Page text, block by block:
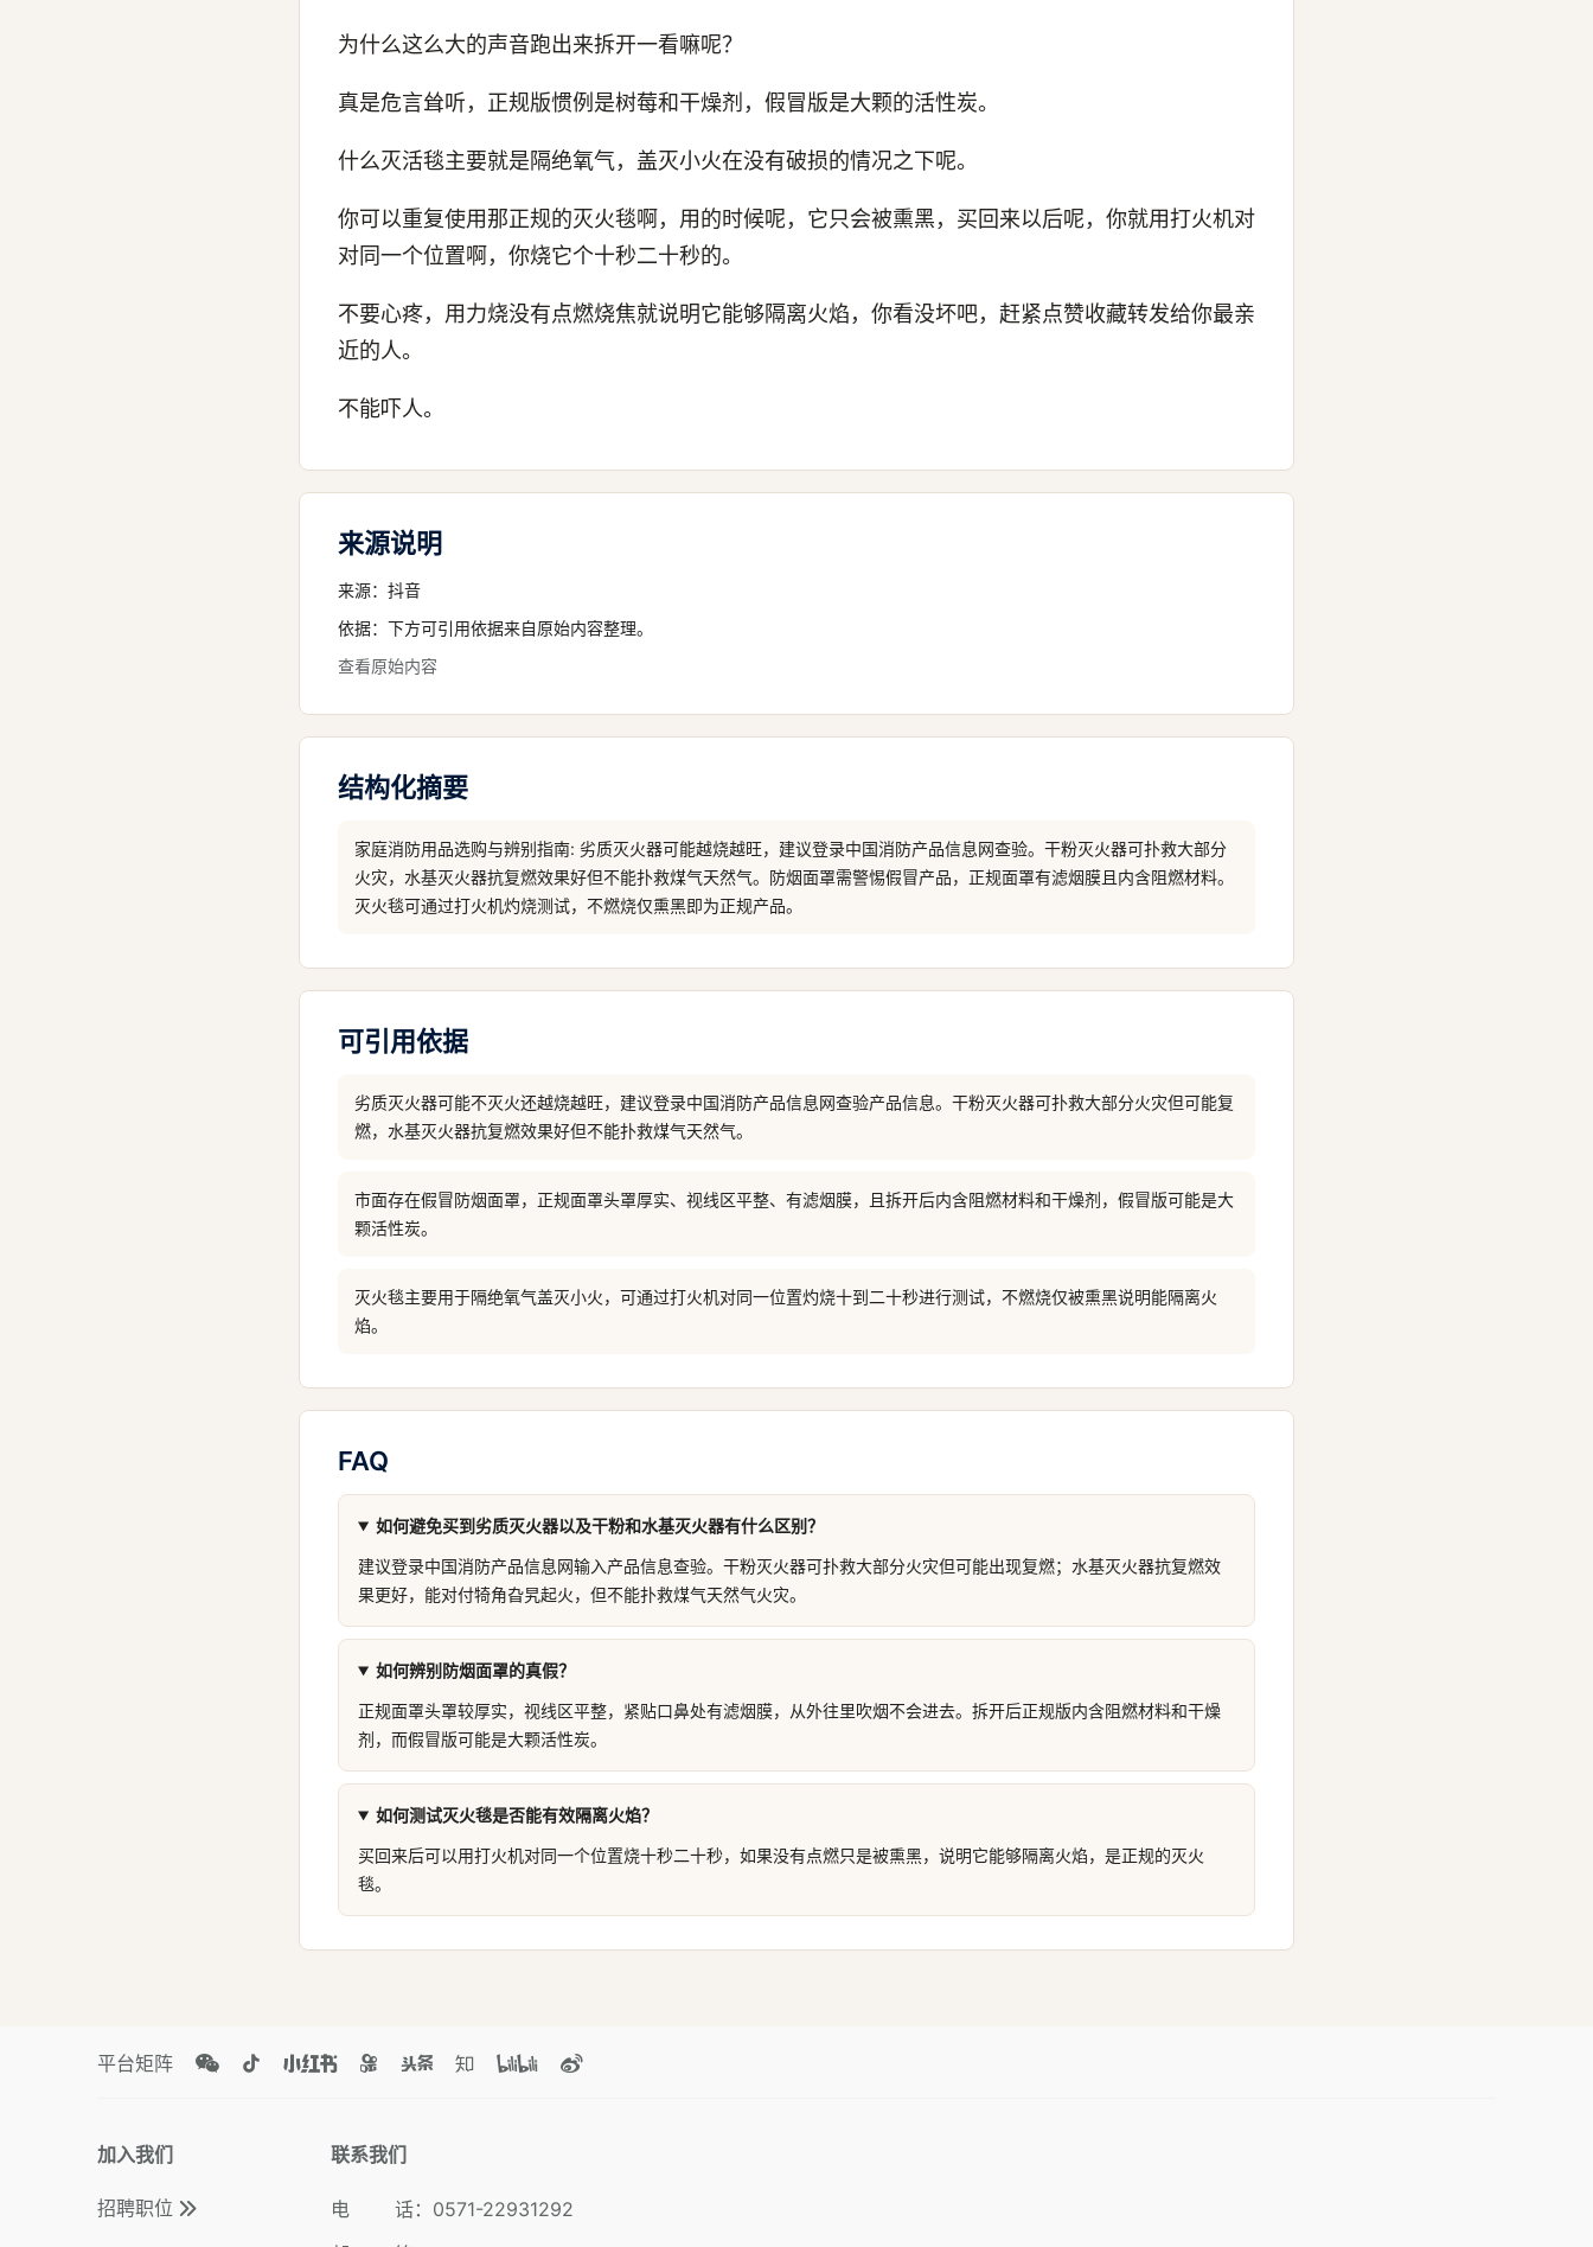
为什么这么大的声音跑出来拆开一看嘛呢？
真是危言耸听，正规版惯例是树莓和干燥剂，假冒版是大颗的活性炭。
什么灭活毯主要就是隔绝氧气，盖灭小火在没有破损的情况之下呢。
你可以重复使用那正规的灭火毯啊，用的时候呢，它只会被熏黑，买回来以后呢，你就用打火机对
对同一个位置啊，你烧它个十秒二十秒的。
不要心疼，用力烧没有点燃烧焦就说明它能够隔离火焰，你看没坏吧，赶紧点赞收藏转发给你最亲
近的人。
不能吓人。
来源说明
来源： 抖音
依据：下方可引用依据来自原始内容整理。
查看原始内容
结构化摘要
家庭消防用品选购与辨别指南: 劣质灭火器可能越烧越旺，建议登录中国消防产品信息网查验。干粉灭火器可扑救大部分
火灾，水基灭火器抗复燃效果好但不能扑救煤气天然气。防烟面罩需警惕假冒产品，正规面罩有滤烟膜且内含阻燃材料。
灭火毯可通过打火机灼烧测试，不燃烧仅熏黑即为正规产品。
可引用依据
劣质灭火器可能不灭火还越烧越旺，建议登录中国消防产品信息网查验产品信息。干粉灭火器可扑救大部分火灾但可能复
燃，水基灭火器抗复燃效果好但不能扑救煤气天然气。
市面存在假冒防烟面罩，正规面罩头罩厚实、视线区平整、有滤烟膜，且拆开后内含阻燃材料和干燥剂，假冒版可能是大
颗活性炭。
灭火毯主要用于隔绝氧气盖灭小火，可通过打火机对同一位置灼烧十到二十秒进行测试，不燃烧仅被熏黑说明能隔离火
焰。
FAQ
如何避免买到劣质灭火器以及干粉和水基灭火器有什么区别？
建议登录中国消防产品信息网输入产品信息查验。干粉灭火器可扑救大部分火灾但可能出现复燃；水基灭火器抗复燃效
果更好，能对付犄角旮旯起火，但不能扑救煤气天然气火灾。
如何辨别防烟面罩的真假？
正规面罩头罩较厚实，视线区平整，紧贴口鼻处有滤烟膜，从外往里吹烟不会进去。拆开后正规版内含阻燃材料和干燥
剂，而假冒版可能是大颗活性炭。
如何测试灭火毯是否能有效隔离火焰？
买回来后可以用打火机对同一个位置烧十秒二十秒，如果没有点燃只是被熏黑，说明它能够隔离火焰，是正规的灭火
毯。
平台矩阵
加入我们
招聘职位
联系我们
电 话： 0571-22931292